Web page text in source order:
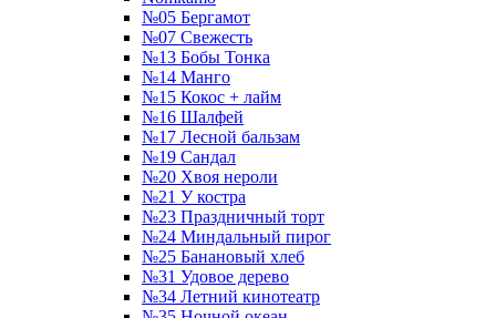
№05 Бергамот
№07 Свежесть
№13 Бобы Тонка
№14 Манго
№15 Кокос + лайм
№16 Шалфей
№17 Лесной бальзам
№19 Сандал
№20 Хвоя нероли
№21 У костра
№23 Праздничный торт
№24 Миндальный пирог
№25 Банановый хлеб
№31 Удовое дерево
№34 Летний кинотеатр